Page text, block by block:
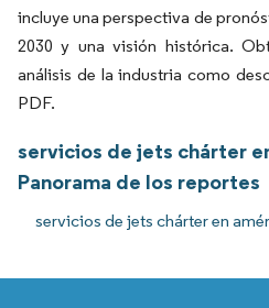
incluye una perspectiva de
2030 y una visión histórica.
análisis de la industria como
PDF.
servicios de jets chárter
Panorama de los reportes
servicios de jets chárter en